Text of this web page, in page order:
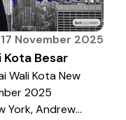
17 November 2025
Besar
Wali Kota New
2025
York, Andrew